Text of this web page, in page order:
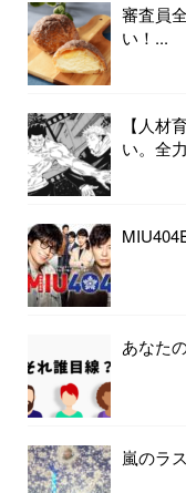
審査員
い！...
【人材
い。全
あなた
嵐のラ